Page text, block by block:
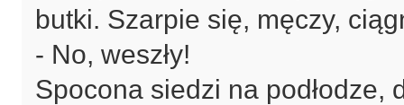
butki. Szarpie się, męczy,
- No, weszły!
Spocona siedzi na podłodze,